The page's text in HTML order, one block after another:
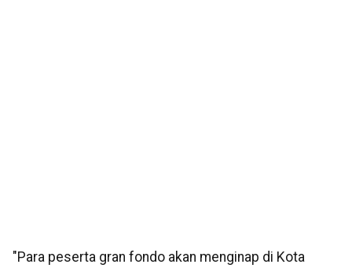
"Para peserta gran fondo akan menginap di Kota